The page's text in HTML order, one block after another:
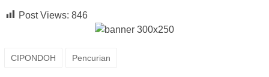
Post Views: 846
CIPONDOH Pencurian